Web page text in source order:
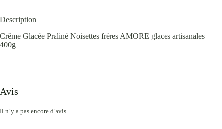
Description
Crême Glacée Praliné Noisettes frères AMORE glaces artisanales
400g
Avis
Il n’y a pas encore d’avis.